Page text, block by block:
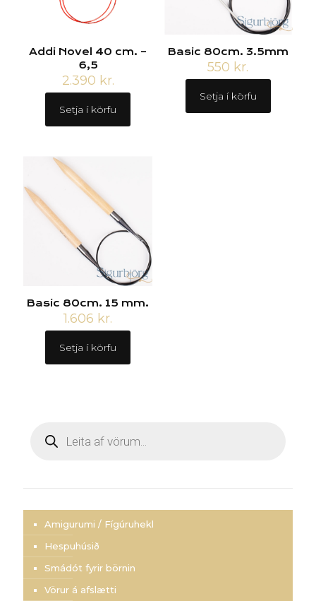
Addi Novel 40 cm. –
6,5
2.390 kr.
Setja í körfu
Basic 80cm. 3.5mm
550 kr.
Setja í körfu
Basic 80cm. 15 mm.
1.606 kr.
Setja í körfu
search
Amigurumi / Fígúruhekl
Hespuhúsið
Smádót fyrir börnin
Vörur á afslætti